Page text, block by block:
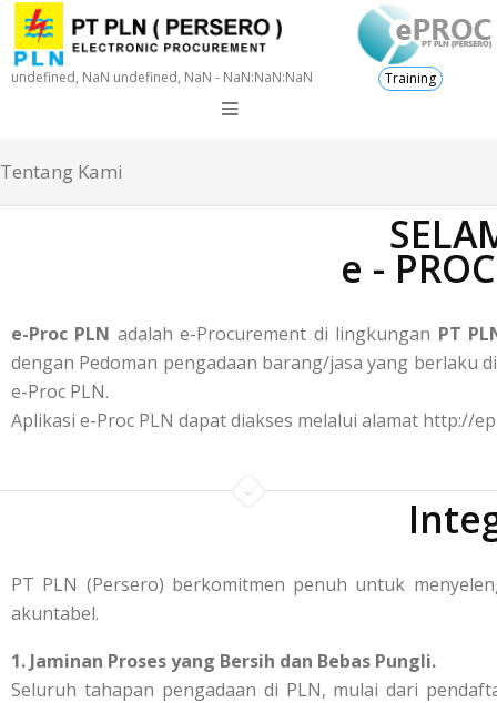
undefined, NaN undefined, NaN - NaN:NaN:NaN Training
Tentang Kami
e -
e-Proc PLN adalah e-Procurement di lingkungan PT
dengan Pedoman pengadaan barang/jasa yang berlaku
e-Proc PLN.
Aplikasi e-Proc PLN dapat diakses melalui alamat http://
PT PLN (Persero) berkomitmen penuh untuk
akuntabel.
1. Jaminan Proses yang Bersih dan Bebas Pungli.
Seluruh tahapan pengadaan di PLN, mulai dari